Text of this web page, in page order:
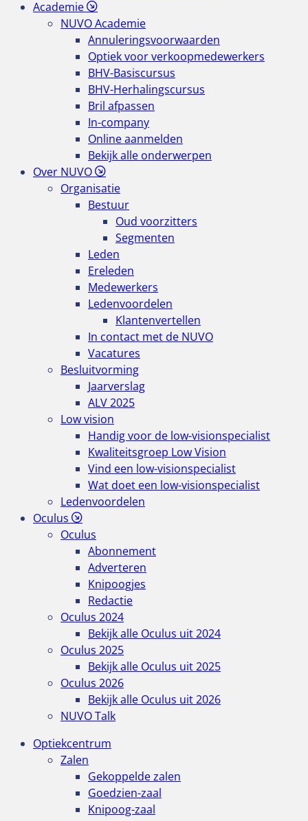
Academie
NUVO Academie
Annuleringsvoorwaarden
Optiek voor verkoopmedewerkers
BHV-Basiscursus
BHV-Herhalingscursus
Bril afpassen
In-company
Online aanmelden
Bekijk alle onderwerpen
Over NUVO
Organisatie
Bestuur
Oud voorzitters
Segmenten
Leden
Ereleden
Medewerkers
Ledenvoordelen
Klantenvertellen
In contact met de NUVO
Vacatures
Besluitvorming
Jaarverslag
ALV 2025
Low vision
Handig voor de low-visionspecialist
Kwaliteitsgroep Low Vision
Vind een low-visionspecialist
Wat doet een low-visionspecialist
Ledenvoordelen
Oculus
Oculus
Abonnement
Adverteren
Knipoogjes
Redactie
Oculus 2024
Bekijk alle Oculus uit 2024
Oculus 2025
Bekijk alle Oculus uit 2025
Oculus 2026
Bekijk alle Oculus uit 2026
NUVO Talk
Optiekcentrum
Zalen
Gekoppelde zalen
Goedzien-zaal
Knipoog-zaal